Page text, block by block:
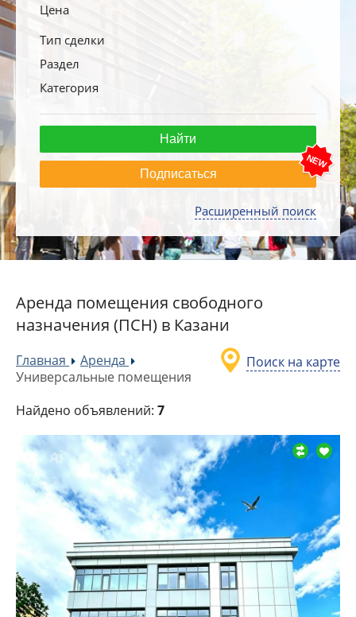
Цена
Тип сделки
Раздел
Категория
Подписаться
Расширенный поиск
Аренда помещения свободного
назначения (ПСН) в Казани
Поиск на карте
Главная »
Аренда
Универсальные помещения
Найдено объявлений: 7